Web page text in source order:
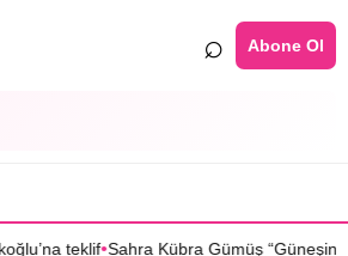
⌕ Abone Ol
Kübra Gümüş “Güneşin Doğduğu Yer”